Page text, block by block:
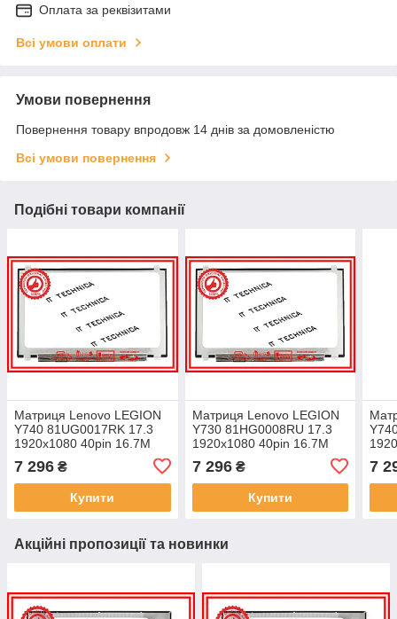
Оплата за реквізитами
Всі умови оплати
Умови повернення
Повернення товару впродовж 14 днів за домовленістю
Всі умови повернення
Подібні товари компанії
Матриця Lenovo LEGION
Y740 81UG0017RK 17.3
1920x1080 40pin 16.7M
94% NTSC 270 cd/m² для
ноутбука
7 296 ₴
Купити
Матриця Lenovo LEGION
Y730 81HG0008RU 17.3
1920x1080 40pin 16.7M
94% NTSC 270 cd/m² для
ноутбука
7 296₴
Купити
7
Акційні пропозиції та новинки